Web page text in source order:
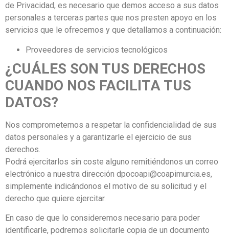
de Privacidad, es necesario que demos acceso a sus datos
personales a terceras partes que nos presten apoyo en los
servicios que le ofrecemos y que detallamos a continuación:
Proveedores de servicios tecnológicos
¿CUÁLES SON TUS DERECHOS
CUANDO NOS FACILITA TUS
DATOS?
Nos comprometemos a respetar la confidencialidad de sus
datos personales y a garantizarle el ejercicio de sus
derechos.
Podrá ejercitarlos sin coste alguno remitiéndonos un correo
electrónico a nuestra dirección dpocoapi@coapimurcia.es,
simplemente indicándonos el motivo de su solicitud y el
derecho que quiere ejercitar.
En caso de que lo consideremos necesario para poder
identificarle, podremos solicitarle copia de un documento